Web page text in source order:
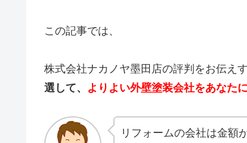
この記事では、
株式会社ナカノヤ墨田店の評判をお伝え
選して、 よりよい外壁塗装会社をあなた
リフォームの会社は金額